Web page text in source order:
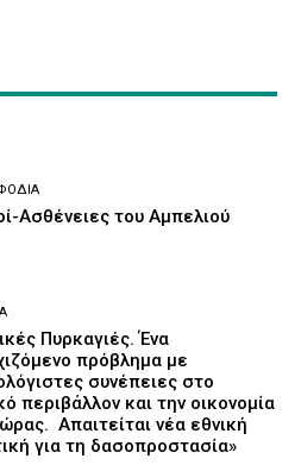
Ασθένειες του Αμπελιού
Πυρκαγιές. Ένα
πρόβλημα με
συνέπειες στο
περιβάλλον και την οικονομία
Απαιτείται νέα εθνική
για τη δασοπροστασία»